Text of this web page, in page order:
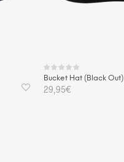
Bucket Hat (Black Out)
29,95€